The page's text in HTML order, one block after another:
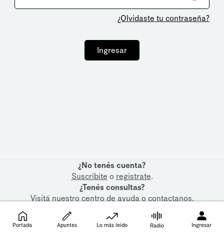
¿Olvidaste tu contraseña?
Ingresar
¿No tenés cuenta?
Suscribite o registrate.
¿Tenés consultas?
Visitá nuestrocentro de ayudaocontactanos.
Portada Apuntes Lo más leído Radio Ingresar